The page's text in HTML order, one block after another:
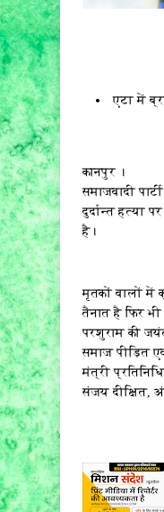
एटा में
कानपुर ।
समाजवादी
दुर्दान्त हत्या
है।
मृतकों वालों में
तैनात है फिर
परशुराम की
समाज पीड़ित
मंत्री
संजय दीक्षित,